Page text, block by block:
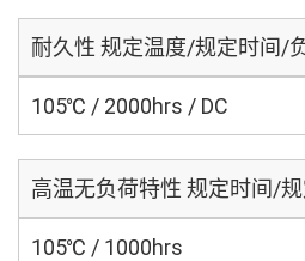
耐久性 规定温度/规定时间/
105℃ / 2000hrs / DC
高温无负荷特性 规定时间/
105℃ / 1000hrs